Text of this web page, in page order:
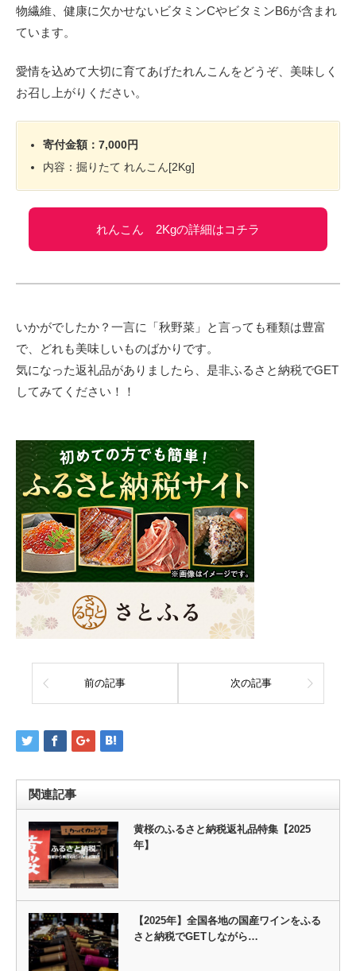
物繊維、健康に欠かせないビタミンCやビタミンB6が含まれ
ています。
愛情を込めて大切に育てあげたれんこんをどうぞ、美味しく
お召し上がりください。
寄付金額：7,000円
内容：掘りたて れんこん[2Kg]
れんこん 2Kgの詳細はコチラ
いかがでしたか？一言に「秋野菜」と言っても種類は豊富
で、どれも美味しいものばかりです。
気になった返礼品がありましたら、是非ふるさと納税でGET
してみてください！！
前の記事 次の記事
関連記事
黄桜のふるさと納税返礼品特集【2025
年】
【2025年】全国各地の国産ワインをふる
さと納税でGETしながら…